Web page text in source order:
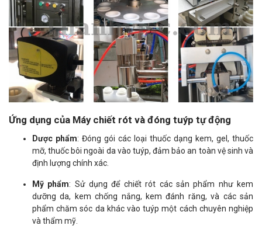
Ứng dụng của Máy chiết rót và đóng tuýp tự động
Dược phẩm: Đóng gói các loại thuốc dạng kem, gel, thuốc
mỡ, thuốc bôi ngoài da vào tuýp, đảm bảo an toàn vệ sinh và
định lượng chính xác.
Mỹ phẩm: Sử dụng để chiết rót các sản phẩm như kem
dưỡng da, kem chống nắng, kem đánh răng, và các sản
phẩm chăm sóc da khác vào tuýp một cách chuyên nghiệp
và thẩm mỹ.